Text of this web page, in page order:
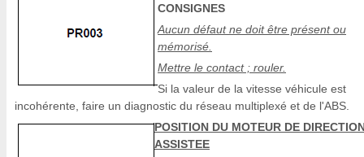
CONSIGNES
Aucun défaut ne doit être présent ou
mémorisé.
Mettre le contact ; rouler.
Si la valeur de la vitesse véhicule est
incohérente, faire un diagnostic du réseau multiplexé et de l'ABS.
POSITION DU MOTEUR DE
ASSISTEE